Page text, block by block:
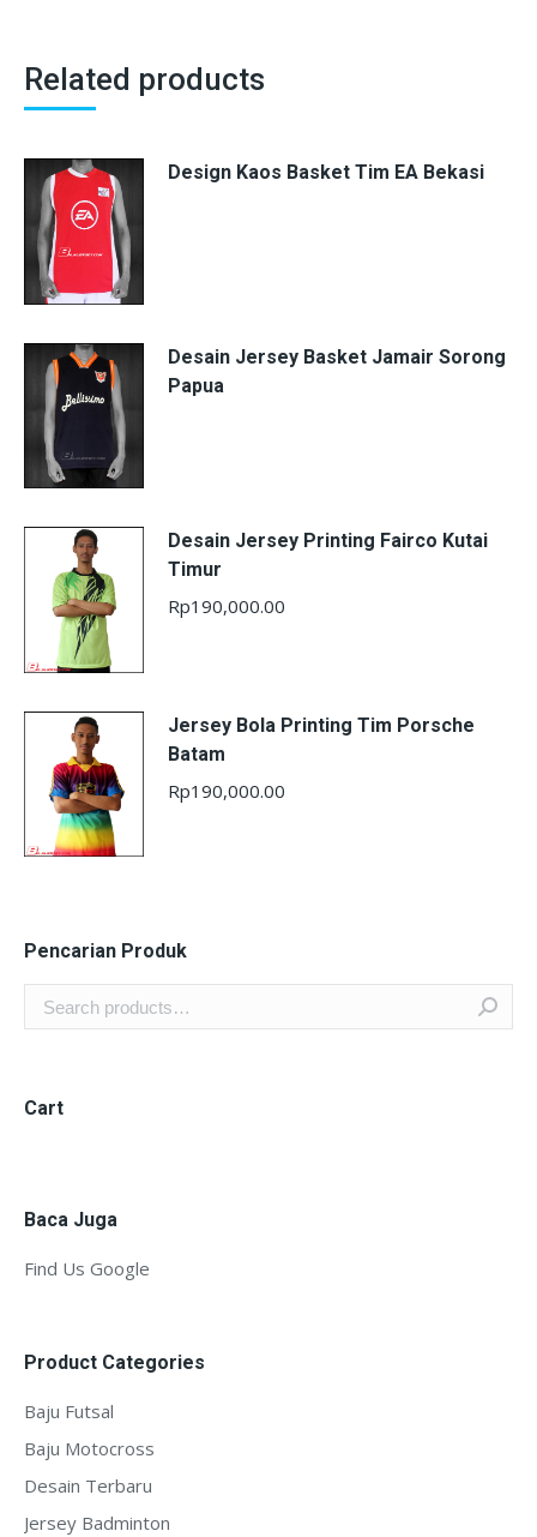
Related products
Design Kaos Basket Tim EA Bekasi
Desain Jersey Basket Jamair Sorong
Papua
Desain Jersey Printing Fairco Kutai
Timur
Rp190,000.00
Jersey Bola Printing Tim Porsche
Batam
Rp190,000.00
Pencarian Produk
Cart
Baca Juga
Find Us Google
Product Categories
Baju Futsal
Baju Motocross
Desain Terbaru
Jersey Badminton